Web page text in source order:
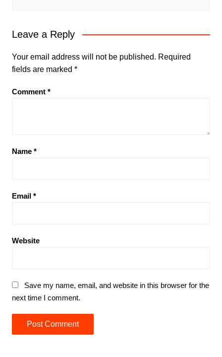
Leave a Reply
Your email address will not be published. Required
fields are marked *
Comment *
Name *
Email *
Website
Save my name, email, and website in this browser for the
next time I comment.